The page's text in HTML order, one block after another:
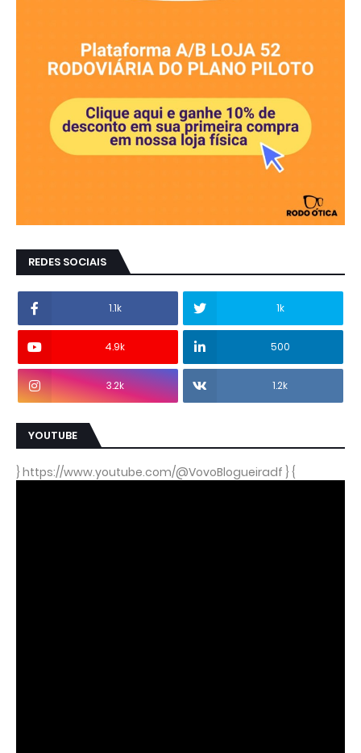
REDES SOCIAIS
1.1k 1k
4.9k 500
3.2k 1.2k
YOUTUBE
} https://www.youtube.com/@VovoBlogueiradf } {